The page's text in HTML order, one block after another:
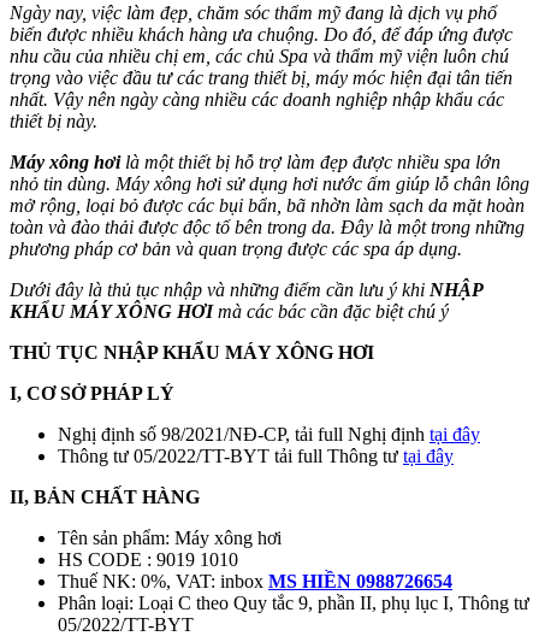
Ngày nay, việc làm đẹp, chăm sóc thẩm mỹ đang là dịch vụ phổ
biến được nhiều khách hàng ưa chuộng. Do đó, để đáp ứng được
nhu cầu của nhiều chị em, các chủ Spa và thẩm mỹ viện luôn chú
trọng vào việc đầu tư các trang thiết bị, máy móc hiện đại tân tiến
nhất. Vậy nên ngày càng nhiều các doanh nghiệp nhập khẩu các
thiết bị này.
Máy xông hơi là một thiết bị hỗ trợ làm đẹp được nhiều spa lớn
nhỏ tin dùng. Máy xông hơi sử dụng hơi nước ấm giúp lỗ chân lông
mở rộng, loại bỏ được các bụi bẩn, bã nhờn làm sạch da mặt hoàn
toàn và đào thải được độc tố bên trong da. Đây là một trong những
phương pháp cơ bản và quan trọng được các spa áp dụng.
Dưới đây là thủ tục nhập và những điểm cần lưu ý khi NHẬP
KHẨU MÁY XÔNG HƠImà các bác cần đặc biệt chú ý
THỦ TỤC NHẬP KHẨU MÁY XÔNG HƠI
I, CƠ SỞ PHÁP LÝ
Nghị định số 98/2021/NĐ-CP, tải full Nghị định tại đây
Thông tư 05/2022/TT-BYT tải full Thông tư tại đây
II, BẢN CHẤT HÀNG
Tên sản phẩm: Máy xông hơi
HS CODE : 9019 1010
Thuế NK: 0%, VAT: inbox MS HIỀN 0988726654
Phân loại: Loại C theo Quy tắc 9, phần II, phụ lục I, Thông tư
05/2022/TT-BYT